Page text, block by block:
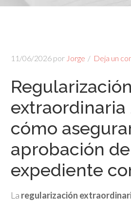
11/06/2026 por Jorge Deja un
Regularización
extraordinaria
cómo
aprobación
expediente
La regularización